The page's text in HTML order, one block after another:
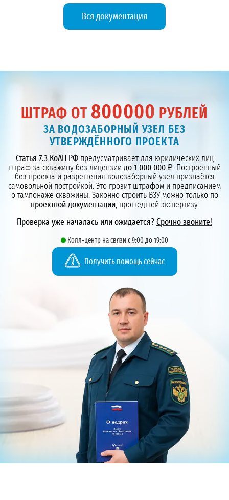
Вся документация
ШТРАФ ОТ 800000 РУБЛЕЙ
ЗА ВОДОЗАБОРНЫЙ УЗЕЛ БЕЗ
УТВЕРЖДЁННОГО ПРОЕКТА
Статья 7.3 КоАП РФпредусматривает для юридических лиц
штраф за скважину без лицензии до 1 000 000 ₽ . Построенный
без проекта и разрешения водозаборный узел признаётся
самовольной постройкой. Это грозит штрафом и предписанием
о тампонаже скважины. Законно строить ВЗУ можно только по
проектной документации, прошедшей экспертизу.
Проверка уже началась или ожидается? Срочно звоните!
Колл-центр на связи с 9:00 до 19:00
Получить помощь сейчас